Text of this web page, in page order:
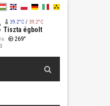
39.2°C/ 39.2°C
Tiszta égbolt
h 269°